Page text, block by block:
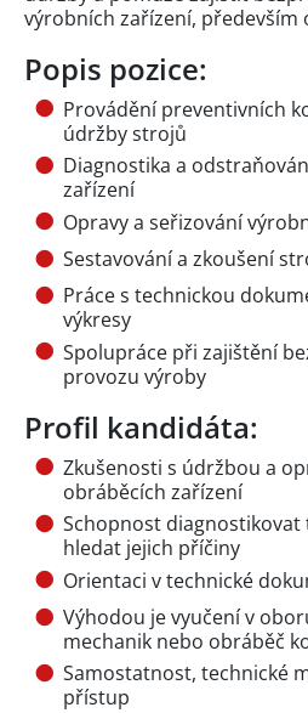
výrobních zařízení, především
Popis pozice:
Provádění preventivních
údržby strojů
Diagnostika a
zařízení
Opravy a seřizování
Sestavování a zkoušení
Práce s technickou
výkresy
Spolupráce při zajištění
provozu výroby
Profil kandidáta:
Zkušenosti s údržbou a
obráběcích zařízení
Schopnost diagnostikovat
hledat jejich příčiny
Orientaci v technické
Výhodou je vyučení v
mechanik nebo obráběč
Samostatnost, technické
přístup